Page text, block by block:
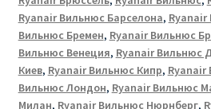
Ryanair Вильнюс Барселона, Ryanair
Вильнюс Бремен, Ryanair Вильнюс
Вильнюс Венеция, Ryanair Вильнюс
Киев, Ryanair Вильнюс Кипр, Ryanair
Вильнюс Лондон, Ryanair Вильнюс
Милан, Ryanair Вильнюс Нюрнберг,